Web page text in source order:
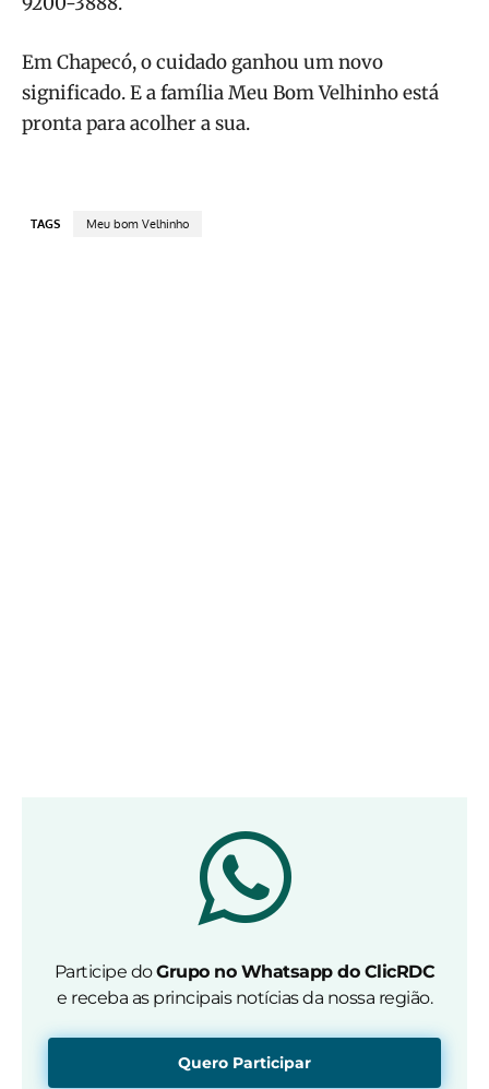
Em Chapecó, o cuidado ganhou um novo
significado. E a família Meu Bom Velhinho está
pronta para acolher a sua.
TAGS Meu bom Velhinho
Participe doGrupo no Whatsapp do ClicRDC
e receba as principais notícias da nossa região.
Quero Participar